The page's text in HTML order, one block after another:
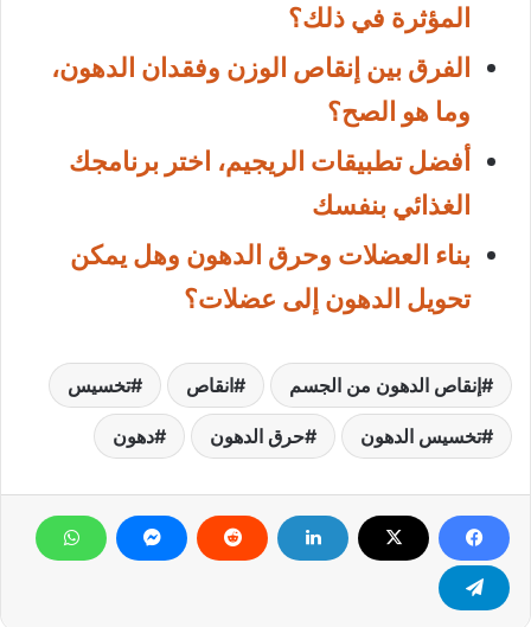
المؤثرة في ذلك؟
الفرق بين إنقاص الوزن وفقدان الدهون،
وما هو الصح؟
أفضل تطبيقات الريجيم، اختر برنامجك
الغذائي بنفسك
بناء العضلات وحرق الدهون وهل يمكن
تحويل الدهون إلى عضلات؟
إنقاص الدهون من الجسم انقاص تخسيس
تخسيس الدهون حرق الدهون دهون